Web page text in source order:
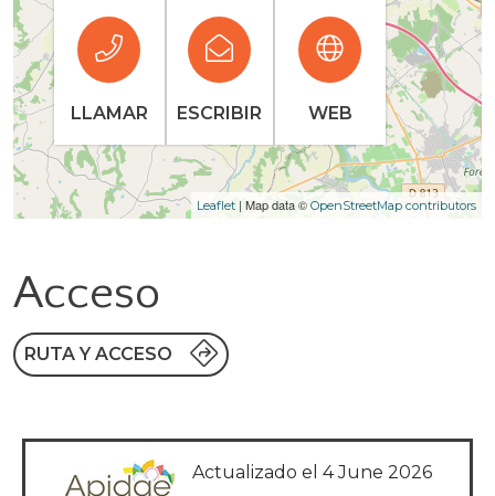
Leaflet | Map data © OpenStreetMap contributors
LLAMAR ESCRIBIR WEB
Acceso
RUTA Y ACCESO
Actualizado el 4 June 2026